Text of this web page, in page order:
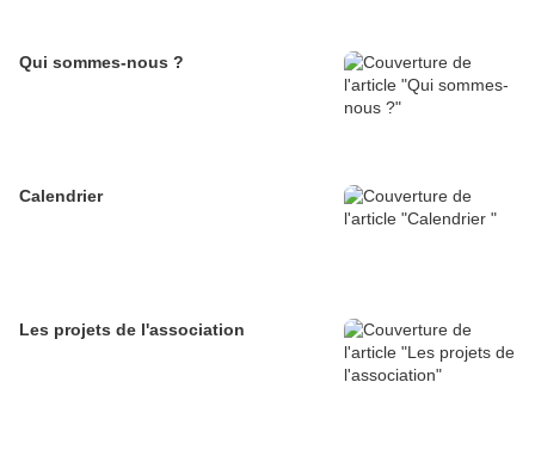
Qui sommes-nous ?
Calendrier
Les projets de l'association